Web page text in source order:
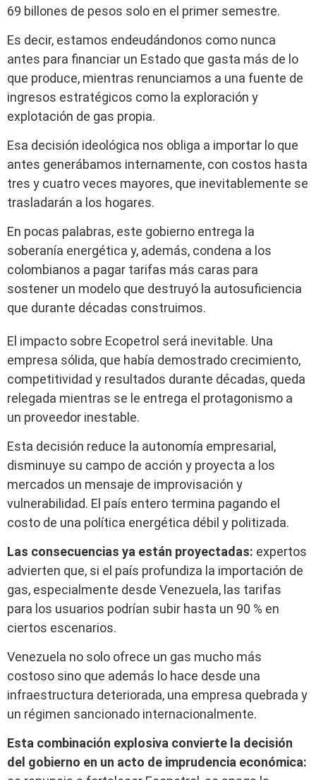
69 billones de pesos solo en el primer semestre.
Es decir, estamos endeudándonos como nunca
antes para financiar un Estado que gasta más de lo
que produce, mientras renunciamos a una fuente de
ingresos estratégicos como la exploración y
explotación de gas propia.
Esa decisión ideológica nos obliga a importar lo que
antes generábamos internamente, con costos hasta
tres y cuatro veces mayores, que inevitablemente se
trasladarán a los hogares.
En pocas palabras, este gobierno entrega la
soberanía energética y, además, condena a los
colombianos a pagar tarifas más caras para
sostener un modelo que destruyó la autosuficiencia
que durante décadas construimos.
El impacto sobre Ecopetrol será inevitable. Una
empresa sólida, que había demostrado crecimiento,
competitividad y resultados durante décadas, queda
relegada mientras se le entrega el protagonismo a
un proveedor inestable.
Esta decisión reduce la autonomía empresarial,
disminuye su campo de acción y proyecta a los
mercados un mensaje de improvisación y
vulnerabilidad. El país entero termina pagando el
costo de una política energética débil y politizada.
Las consecuencias ya están proyectadas: expertos
advierten que, si el país profundiza la importación de
gas, especialmente desde Venezuela, las tarifas
para los usuarios podrían subir hasta un 90 % en
ciertos escenarios.
Venezuela no solo ofrece un gas mucho más
costoso sino que además lo hace desde una
infraestructura deteriorada, una empresa quebrada y
un régimen sancionado internacionalmente.
Esta combinación explosiva convierte la decisión
del gobierno en un acto de imprudencia económica: